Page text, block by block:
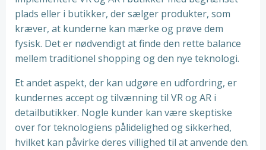
plads eller i butikker, der sælger produkter, som
kræver, at kunderne kan mærke og prøve dem
fysisk. Det er nødvendigt at finde den rette balance
mellem traditionel shopping og den nye teknologi.
Et andet aspekt, der kan udgøre en udfordring, er
kundernes accept og tilvænning til VR og AR i
detailbutikker. Nogle kunder kan være skeptiske
over for teknologiens pålidelighed og sikkerhed,
hvilket kan påvirke deres villighed til at anvende den.